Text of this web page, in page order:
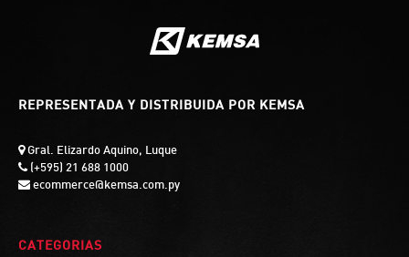
REPRESENTADA Y DISTRIBUIDA POR KEMSA
Gral. Elizardo Aquino, Luque
(+595) 21 688 1000
ecommerce@kemsa.com.py
CATEGORIAS